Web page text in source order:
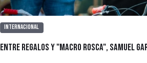
Internacional
Entre regalos y "Macro Rosca", Samuel